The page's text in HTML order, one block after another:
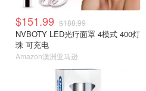
$151.99 $188.99
NVBOTY LED光疗面罩 4模式 400灯
珠 可充电
Amazon澳洲亚马逊